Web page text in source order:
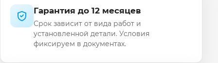
Гарантия до 12 месяцев
Срок зависит от вида работ и
установленной детали. Условия
фиксируем в документах.